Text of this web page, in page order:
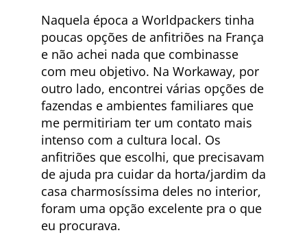
Naquela época a Worldpackers tinha
poucas opções de anfitriões na França
e não achei nada que combinasse
com meu objetivo. Na Workaway, por
outro lado, encontrei várias opções de
fazendas e ambientes familiares que
me permitiriam ter um contato mais
intenso com a cultura local. Os
anfitriões que escolhi, que precisavam
de ajuda pra cuidar da horta/jardim da
casa charmosíssima deles no interior,
foram uma opção excelente pra o que
eu procurava.